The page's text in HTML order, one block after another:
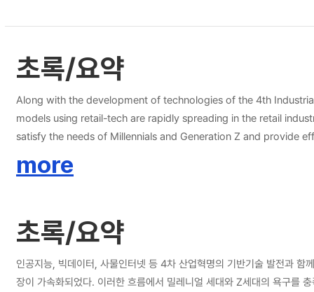
초록/요약
Along with the development of technologies of the 4th
models using retail-tech are rapidly spreading in the retail
satisfy the needs of Millennials and Generation Z and provide
consumer's purchase process, uses the service process matrix to
service case, and a blueprint for unmanned store services for
reduce corporate costs and improve the quality of services
according to the type of unmanned store is provided through this
limitations in collecting data for case analysis of unmanned
more
초록/요약
인공지능, 빅데이터, 사물인터넷 등 4차 산업혁명의 기반기술 발전과
장이 가속화되었다. 이러한 흐름에서 밀레니얼 세대와 Z세대의 욕구를